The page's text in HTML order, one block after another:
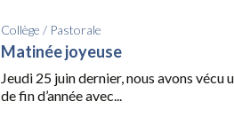
Collège / Pastorale
Matinée joyeuse
Jeudi 25 juin dernier, nous avons vécu
de fin d’année avec...